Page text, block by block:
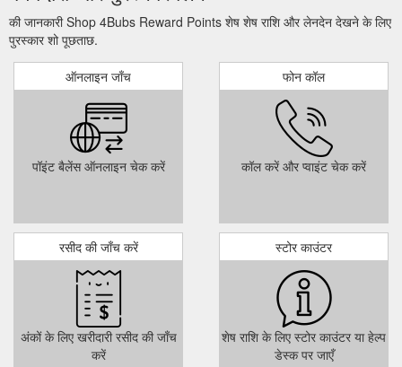
की जानकारी Shop 4Bubs Reward Points शेष शेष राशि और लेनदेन देखने के लिए
पुरस्कार शो पूछताछ.
ऑनलाइन जाँच
पॉइंट बैलेंस ऑनलाइन चेक करें
फोन कॉल
कॉल करें और प्वाइंट चेक करें
रसीद की जाँच करें
अंकों के लिए खरीदारी रसीद की जाँच
करें
स्टोर काउंटर
शेष राशि के लिए स्टोर काउंटर या हेल्प
डेस्क पर जाएँ